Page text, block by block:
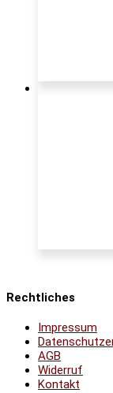
Rechtliches
Impressum
AGB
Widerruf
Kontakt